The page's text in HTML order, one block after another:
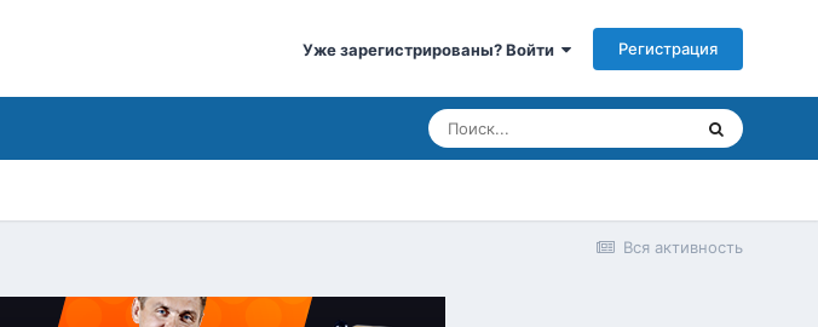
Уже зарегистрированы? Войти Регистрация
Вся активность